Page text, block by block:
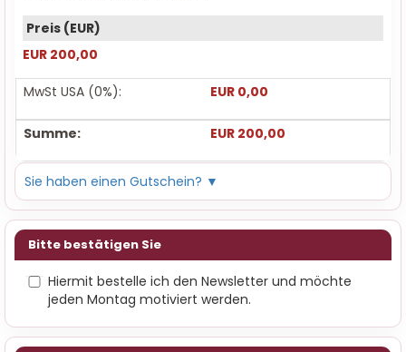
EUR 200,00
MwSt USA (0%): EUR 0,00
Summe: EUR 200,00
Sie haben einen Gutschein? ▼
Bitte bestätigen Sie
Hiermit bestelle ich den Newsletter und möchte
jeden Montag motiviert werden.